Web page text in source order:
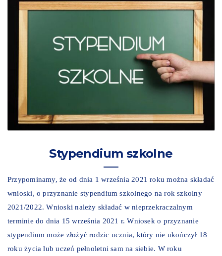
Stypendium szkolne
Przypominamy, że od dnia 1 września 2021 roku można składać
wnioski, o przyznanie stypendium szkolnego na rok szkolny
2021/2022. Wnioski należy składać w nieprzekraczalnym
terminie do dnia 15 września 2021 r. Wniosek o przyznanie
stypendium może złożyć rodzic ucznia, który nie ukończył 18
roku życia lub uczeń pełnoletni sam na siebie. W roku